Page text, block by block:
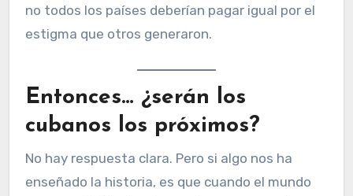
no todos los países deberían pagar igual por el
estigma que otros generaron.
Entonces… ¿serán los
cubanos los próximos?
No hay respuesta clara. Pero si algo nos ha
enseñado la historia, es que cuando el mundo